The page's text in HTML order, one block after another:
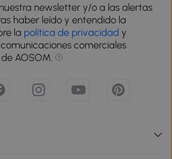
newsletter y/o a las alertas
haber leído y entendido la
la política de privacidad y
comerciales
AOSOM.